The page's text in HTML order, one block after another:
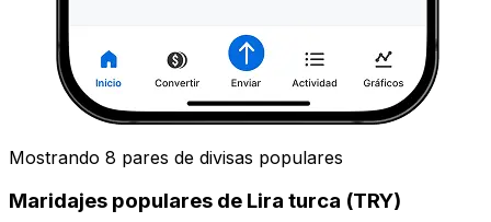
Mostrando 8 pares de divisas populares
Maridajes populares de Lira turca (TRY)